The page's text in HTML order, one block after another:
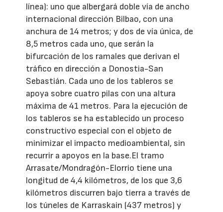
línea): uno que albergará doble vía de ancho
internacional dirección Bilbao, con una
anchura de 14 metros; y dos de vía única, de
8,5 metros cada uno, que serán la
bifurcación de los ramales que derivan el
tráfico en dirección a Donostia-San
Sebastián. Cada uno de los tableros se
apoya sobre cuatro pilas con una altura
máxima de 41 metros. Para la ejecución de
los tableros se ha establecido un proceso
constructivo especial con el objeto de
minimizar el impacto medioambiental, sin
recurrir a apoyos en la base.El tramo
Arrasate/Mondragón-Elorrio tiene una
longitud de 4,4 kilómetros, de los que 3,6
kilómetros discurren bajo tierra a través de
los túneles de Karraskain (437 metros) y